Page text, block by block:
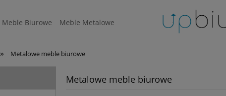
Meble Biurowe Meble Metalowe
» Metalowe meble biurowe
Metalowe meble biurowe